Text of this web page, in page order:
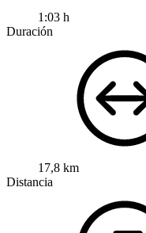
1:03 h
Duración
17,8 km
Distancia